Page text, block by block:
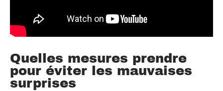
Quelles mesures prendre
pour éviter les mauvaises
surprises